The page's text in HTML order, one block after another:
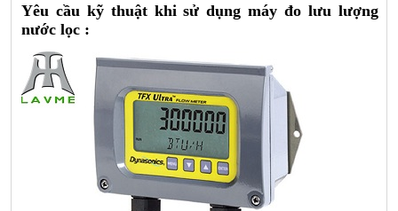
Yêu cầu kỹ thuật khi sử dụng máy đo lưu lượng
nước lọc :